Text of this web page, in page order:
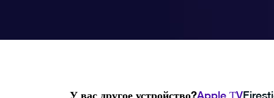
У вас другое устройство?Apple ТV